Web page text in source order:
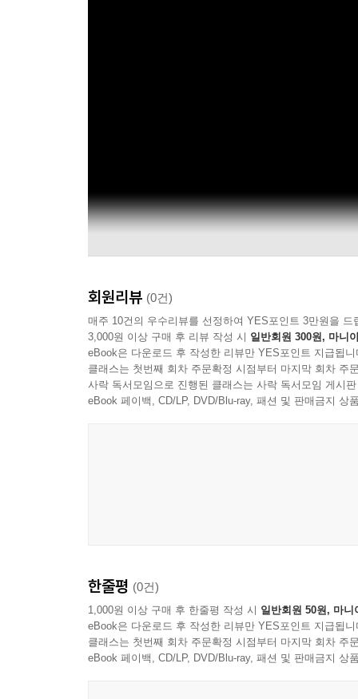
회원리뷰 (0건)
매주 10건의 우수리뷰를 선정하여 YES포인트 3만원을 드
3,000원 이상 구매 후 리뷰 작성 시 일반회원 300원, 마니
eBook은 다운로드 후 작성한 리뷰만 YES포인트 지급됩니
클래스는 첫번째 회차 주문확정 시점부터 마지막 회차 주
사락 독서모임으로 진행된 클래스는 사락 독서모임 게시
eBook 페이백, CD/LP, DVD/Blu-ray, 패션 및 판매금지 상
한줄평 (0건)
1,000원 이상 구매 후 한줄평 작성 시 일반회원 50원, 마니
eBook은 다운로드 후 작성한 리뷰만 YES포인트 지급됩니
클래스는 첫번째 회차 주문확정 시점부터 마지막 회차 주
eBook 페이백, CD/LP, DVD/Blu-ray, 패션 및 판매금지 상